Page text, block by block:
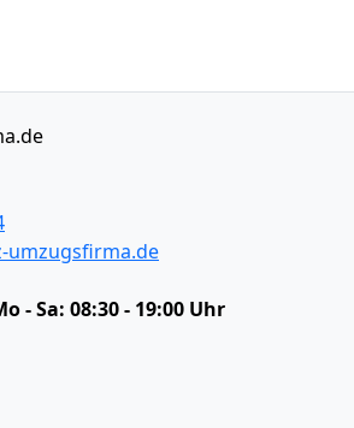
umzugsfirma.de
- Sa: 08:30 - 19:00 Uhr